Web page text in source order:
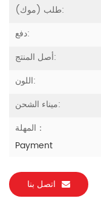
طلب (موك):
دفع:
أصل المنتج:
اللون:
ميناء الشحن:
المهلة：
Payment
اتصل بنا